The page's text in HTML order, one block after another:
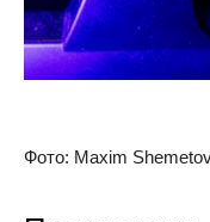
Фото: Maxim